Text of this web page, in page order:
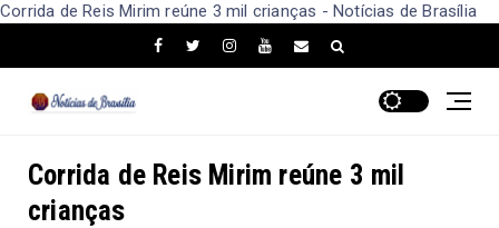
Corrida de Reis Mirim reúne 3 mil crianças - Notícias de Brasília
Corrida de Reis Mirim reúne 3 mil
crianças